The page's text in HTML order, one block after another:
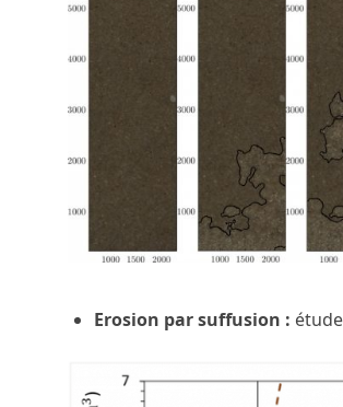
Erosion par suffusion :